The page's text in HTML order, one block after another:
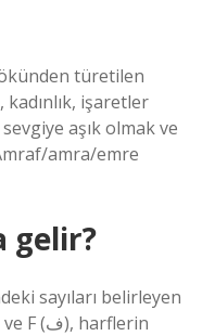
türetilen
işaretler
aşık olmak ve
amra/emre
gelir?
sayıları belirleyen